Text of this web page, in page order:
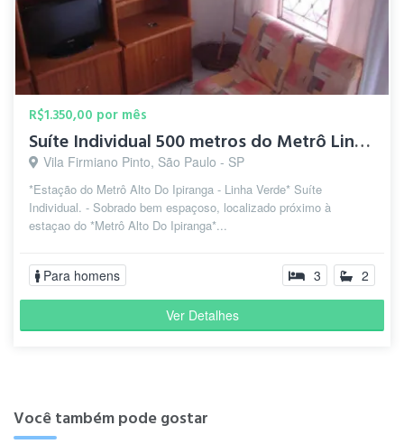
R$1.350,00 por mês
Suíte Individual 500 metros do Metrô Linha Verde
Vila Firmiano Pinto, São Paulo - SP
*Estação do Metrô Alto Do Ipiranga - Linha Verde* Suíte
Individual. - Sobrado bem espaçoso, localizado próximo à
estaçao do *Metrô Alto Do Ipiranga*...
Para homens 3 2
Ver Detalhes
Você também pode gostar